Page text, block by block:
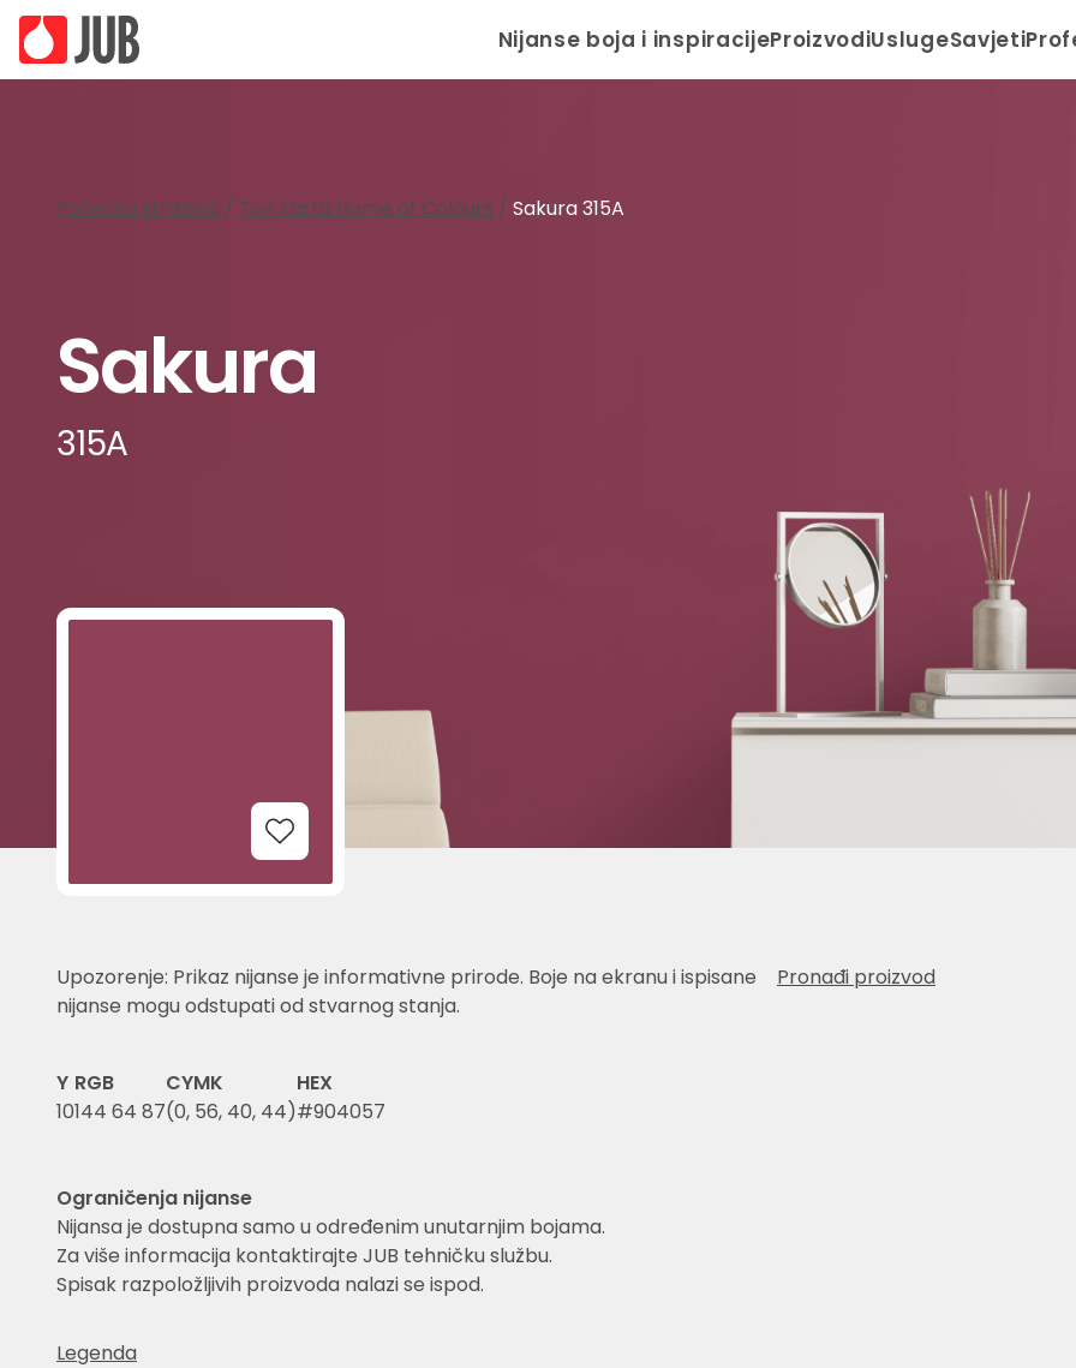
Nijanse boja i inspiracijeProizvodiUslugeSavjeti
Početna stranica / Ton karta Home of Colours / Sakura 315A
Sakura
315A
Add to Wishlist
Upozorenje: Prikaz nijanse je informativne prirode. Boje na ekranu i ispisane
nijanse mogu odstupati od stvarnog stanja.
Pronađi proizvod
Y
10
RGB
144 64 87
CYMK
(0, 56, 40, 44)
HEX
#904057
Ograničenja nijanse
Nijansa je dostupna samo u određenim unutarnjim bojama.
Za više informacija kontaktirajte JUB tehničku službu.
Spisak razpoložljivih proizvoda nalazi se ispod.
Legenda